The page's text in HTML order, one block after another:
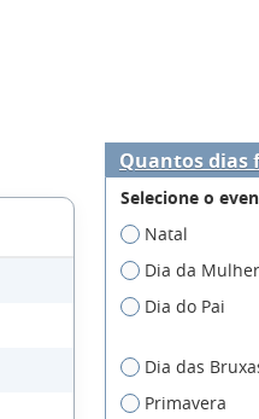
Quantos dias
Selecione o
Natal
Dia da Mulher
Dia do Pai
Dia das
Primavera